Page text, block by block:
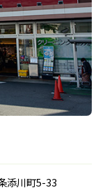
添川町5-33